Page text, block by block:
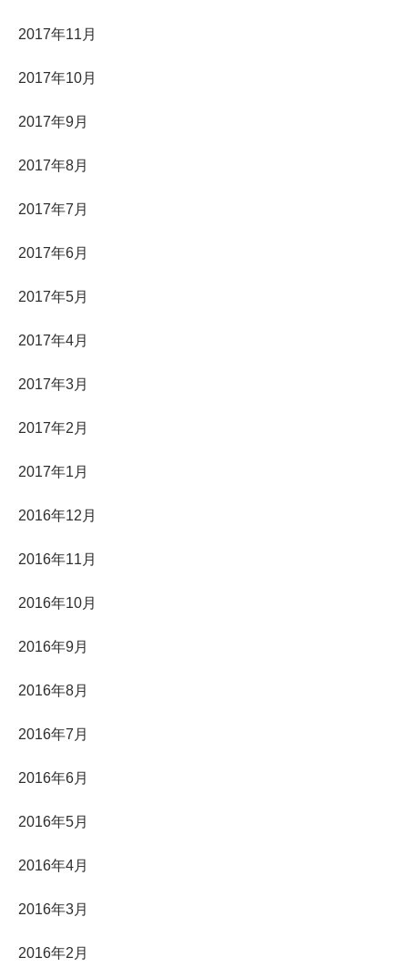
2017年11月
2017年10月
2017年9月
2017年8月
2017年7月
2017年6月
2017年5月
2017年4月
2017年3月
2017年2月
2017年1月
2016年12月
2016年11月
2016年10月
2016年9月
2016年8月
2016年7月
2016年6月
2016年5月
2016年4月
2016年3月
2016年2月